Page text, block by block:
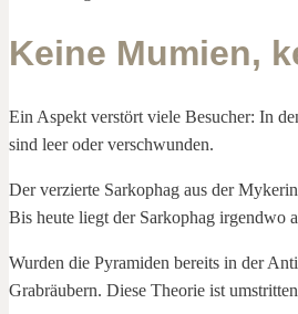
Keine Mumien,
Ein Aspekt verstört viele Besucher: In
sind leer oder verschwunden.
Der verzierte Sarkophag aus der
Bis heute liegt der Sarkophag irgendwo
Wurden die Pyramiden bereits in der
Grabräubern. Diese Theorie ist